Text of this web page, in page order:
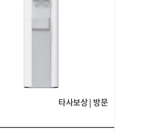
타사보상 | 방문